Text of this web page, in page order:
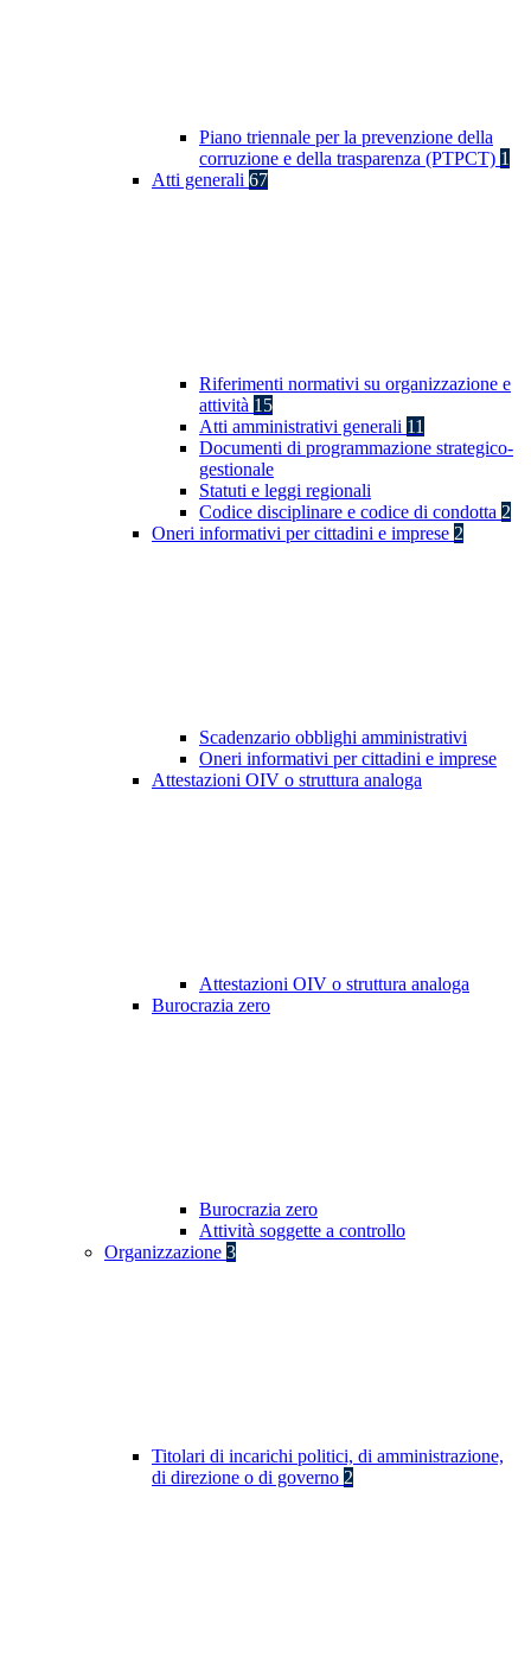
Piano triennale per la prevenzione della
corruzione e della trasparenza (PTPCT) 1
Atti generali 67
Riferimenti normativi su organizzazione e
attività 15
Atti amministrativi generali 11
Documenti di programmazione strategico-
gestionale
Statuti e leggi regionali
Codice disciplinare e codice di condotta 2
Oneri informativi per cittadini e imprese 2
Scadenzario obblighi amministrativi
Oneri informativi per cittadini e imprese
Attestazioni OIV o struttura analoga
Attestazioni OIV o struttura analoga
Burocrazia zero
Burocrazia zero
Attività soggette a controllo
Organizzazione 3
Titolari di incarichi politici, di amministrazione,
di direzione o di governo 2